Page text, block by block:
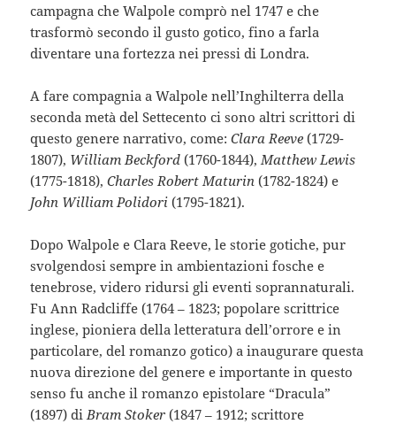
campagna che Walpole comprò nel 1747 e che
trasformò secondo il gusto gotico, fino a farla
diventare una fortezza nei pressi di Londra.
A fare compagnia a Walpole nell’Inghilterra della
seconda metà del Settecento ci sono altri scrittori di
questo genere narrativo, come:Clara Reeve (1729-
1807), William Beckford (1760-1844), Matthew Lewis
(1775-1818),Charles Robert Maturin (1782-1824) e
John William Polidori (1795-1821).
Dopo Walpole e Clara Reeve, le storie gotiche, pur
svolgendosi sempre in ambientazioni fosche e
tenebrose, videro ridursi gli eventi soprannaturali.
Fu Ann Radcliffe (1764 – 1823; popolare scrittrice
inglese, pioniera della letteratura dell’orrore e in
particolare, del romanzo gotico) a inaugurare questa
nuova direzione del genere e importante in questo
senso fu anche il romanzo epistolare “Dracula”
(1897) di Bram Stoker (1847 – 1912; scrittore